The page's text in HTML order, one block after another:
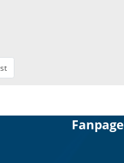
Fanpage